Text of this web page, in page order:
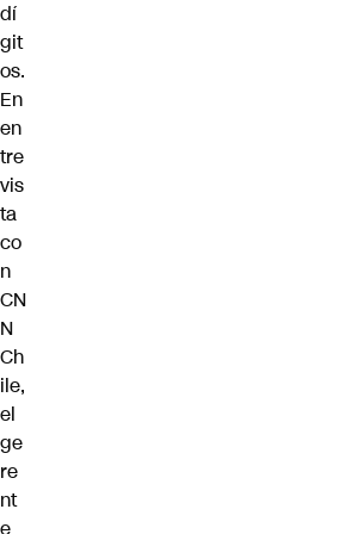
dí
git
os.
En
en
tre
vis
ta
co
n
CN
N
Ch
ile,
el
ge
re
nt
e